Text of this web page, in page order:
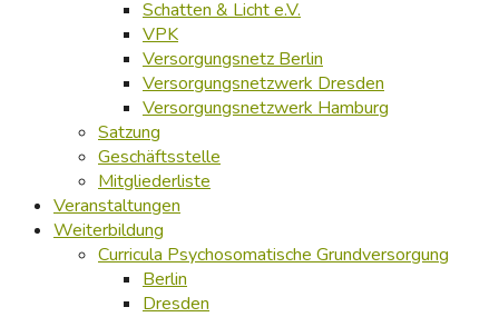
Schatten & Licht e.V.
VPK
Versorgungsnetz Berlin
Versorgungsnetzwerk Dresden
Versorgungsnetzwerk Hamburg
Satzung
Geschäftsstelle
Mitgliederliste
Veranstaltungen
Weiterbildung
Curricula Psychosomatische Grundversorgung
Berlin
Dresden